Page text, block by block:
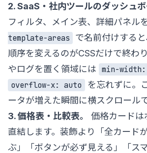
2. SaaS・社内ツールのダッシュボ
フィルタ、メイン表、詳細パネル
template-areas
で名前付けする
順序を変えるのがCSSだけで終わ
やログを置く領域には min-
overflow-x: auto
を忘れずに。
ータが増えた瞬間に横スクロール
3. 価格表・比較表。
価格カードは
直結します。装飾より「全カード
ぶ」「ボタンが必ず見える」「ス